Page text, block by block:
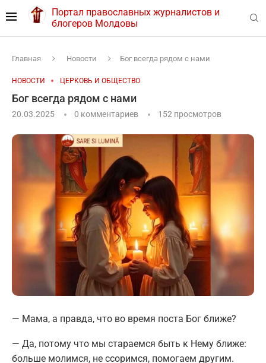
Портал православных журналистов и
блогеров Молдовы
Главная Новости Бог всегда рядом с нами
НОВОСТИ ЦЕРКОВЬ И ОБЩЕСТВО
Бог всегда рядом с нами
20.03.2025 0 комментариев 152 просмотров
— Мама, а правда, что во время поста Бог ближе?
— Да, потому что мы стараемся быть к Нему ближе:
больше молимся, не ссоримся, помогаем другим.